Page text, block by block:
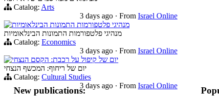
Catalog: Arts
3 days ago · From Israel Online
מנהיגי פלטפורמות התמונות הבינלאומיות
מנהיגי פלטפורמות התמונות הבינלאומיות
Catalog: Economics
3 days ago · From Israel Online
יום של קיפול על רכבת: הקסם הנצחי
יום של ריחוף: המכשף הנצחי
Catalog: Cultural Studies
3 days ago · From Israel Online
New publications: